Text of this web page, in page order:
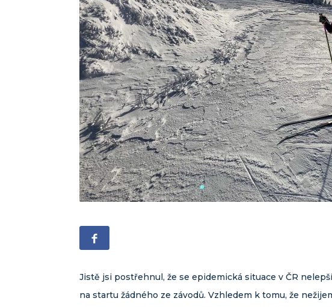
Jistě jsi postřehnul, že se epidemická situace v ČR
na startu žádného ze závodů. Vzhledem k tomu, že